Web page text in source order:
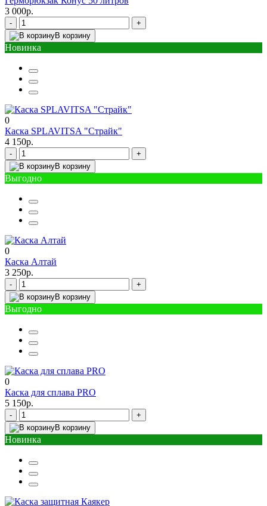
3 000р.
-
+
В корзину
Новинка
0
Каска SPLAVITSA "Страйк"
4 150р.
-
+
В корзину
Выгодно
0
Каска Алтай
3 250р.
-
+
В корзину
Выгодно
0
Каска для сплава PRO
5 150р.
-
+
В корзину
Новинка